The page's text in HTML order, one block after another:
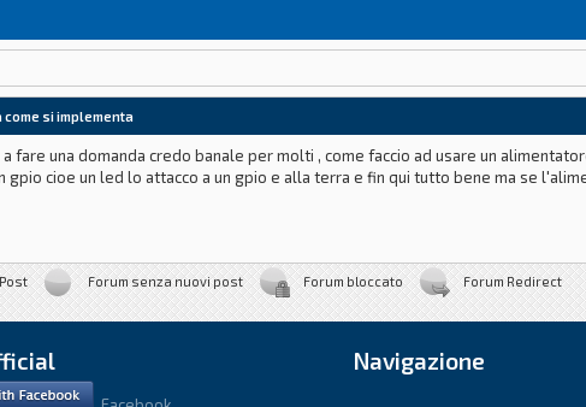
si implementa
a fare una domanda credo banale per molti , come faccio ad usare un
gpio cioe un led lo attacco a un gpio e alla terra e fin qui tutto bene ma se
Forum senza nuovi post Forum bloccato Forum Redirect
Navigazione